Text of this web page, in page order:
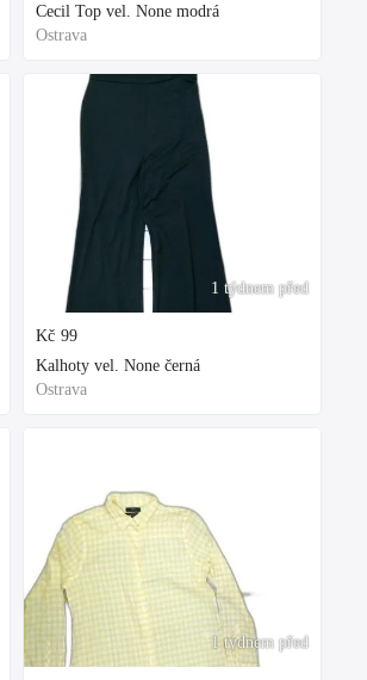
Cecil Top vel. None modrá
Ostrava
1 týdnem před
Kč 99
Kalhoty vel. None černá
Ostrava
1 týdnem před